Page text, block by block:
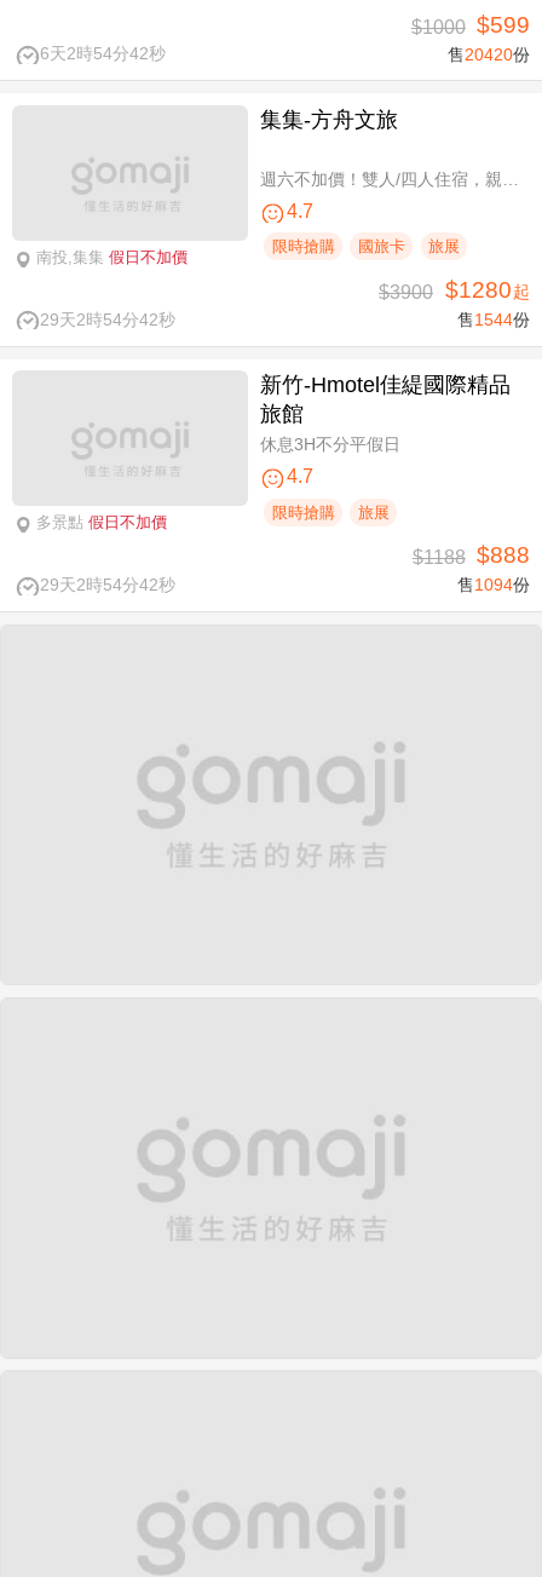
6天2時54分41秒
$1000 $599
售20420份
南投,集集 假日不加價
集集-方舟文旅
4.7
限時搶購 國旅卡 旅展
29天2時54分41秒
$3900 $1280起
售1544份
多景點 假日不加價
新竹-Hmotel佳緹國際精品
旅館
休息3H不分平假日
4.7
限時搶購 旅展
29天2時54分41秒
$1188 $888
售1094份